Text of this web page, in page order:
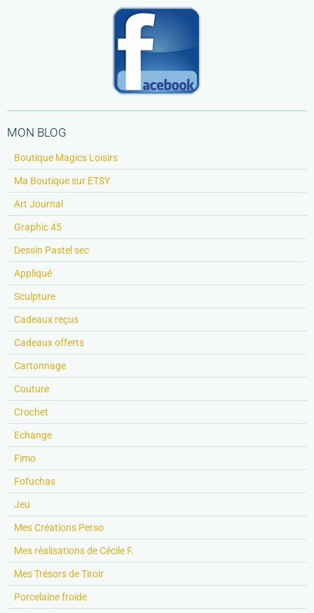
MON BLOG
Boutique Magics Loisirs
Ma Boutique sur ETSY
Art Journal
Graphic 45
Dessin Pastel sec
Appliqué
Sculpture
Cadeaux reçus
Cadeaux offerts
Cartonnage
Couture
Crochet
Echange
Fimo
Fofuchas
Jeu
Mes Créations Perso
Mes réalisations de Cécile F.
Mes Trésors de Tiroir
Porcelaine froide